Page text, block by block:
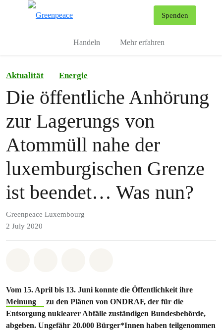
Spenden
Handeln Mehr erfahren
Aktualität Energie
Die öffentliche Anhörung
zur Lagerungs von
Atommüll nahe der
luxemburgischen Grenze
ist beendet… Was nun?
Greenpeace Luxembourg
2 July 2020
Vom 15. April bis 13. Juni konnte die Öffentlichkeit ihre
Meinung
zu den Plänen von ONDRAF, der für die
Entsorgung nuklearer Abfälle zuständigen Bundesbehörde,
abgeben. Ungefähr 20.000 Bürger*Innen haben teilgenommen